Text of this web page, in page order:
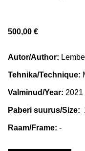
500,00 €
Autor/Author:
Tehnika/Technique:
Valminud/Year: 2021
Paberi suurus/Size:
Raam/Frame: -